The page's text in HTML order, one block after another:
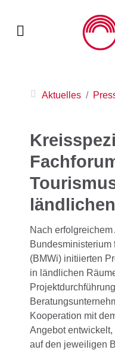
Aktuelles
Nach
Bundesministerium
(BMWi) initiierten
in ländlichen
Kooperation mit
Angebot
auf den jeweiligen